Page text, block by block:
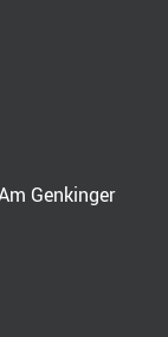
Genkinger